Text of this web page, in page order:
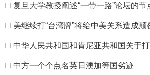
□ 复旦大学教授阐述“一带一路”论坛的节
□ 美继续打“台湾牌”将给中美关系造成颠
□ 中华人民共和国和肯尼亚共和国关于
□ 中方一个个点名英日澳加等国劣迹